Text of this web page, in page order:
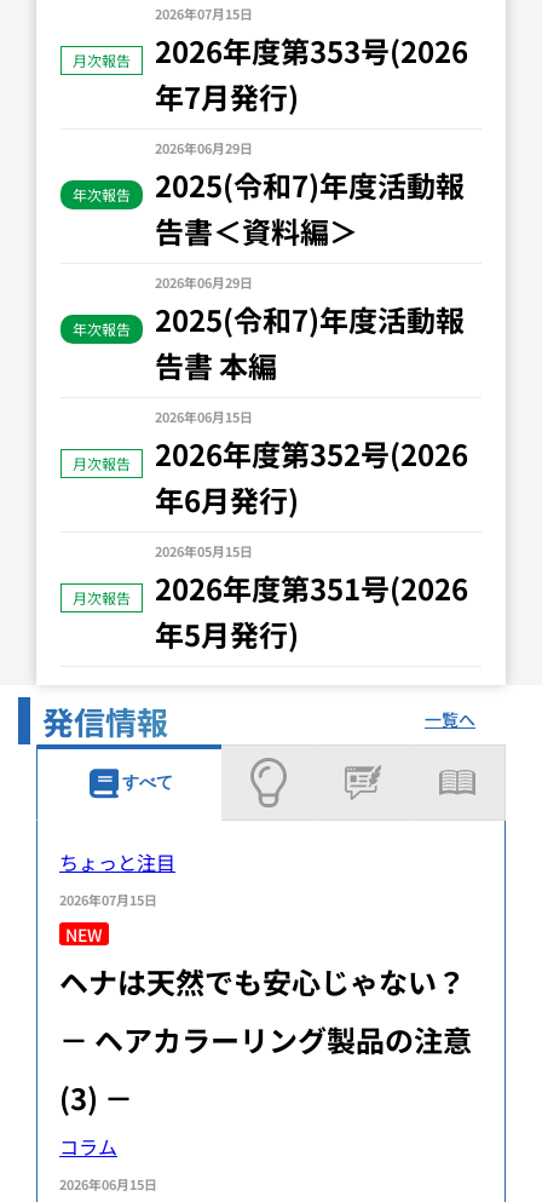
月次報告
2026年07月15日
2026年度第353号(2026
年7月発行)
年次報告
2026年06月29日
2025(令和7)年度活動報
告書＜資料編＞
年次報告
2026年06月29日
2025(令和7)年度活動報
告書 本編
月次報告
2026年06月15日
2026年度第352号(2026
年6月発行)
月次報告
2026年05月15日
2026年度第351号(2026
年5月発行)
発信情報 一覧へ
すべて
ちょっと注目
2026年07月15日
NEW
ヘナは天然でも安心じゃない？
－ ヘアカラーリング製品の注意
(3) －
コラム
2026年06月15日